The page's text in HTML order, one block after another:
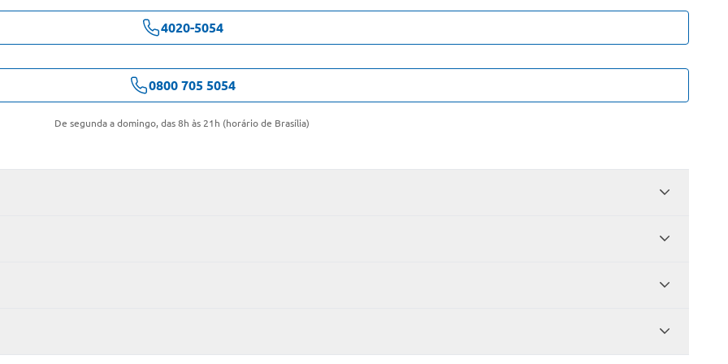
4020-5054
0800 705 5054
De segunda a domingo, das 8h às 21h (horário de Brasília)